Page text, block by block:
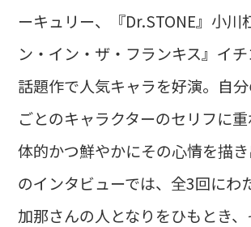
ーキュリー、『Dr.STONE』小川
ン・イン・ザ・フランキス』イ
話題作で人気キャラを好演。自
ごとのキャラクターのセリフに
体的かつ鮮やかにその心情を描
のインタビューでは、全3回にわ
加那さんの人となりをひもとき